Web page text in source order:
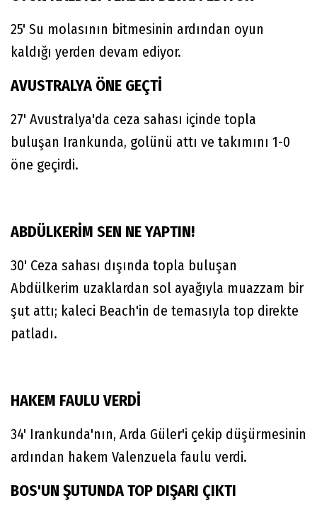
25' Su molasının bitmesinin ardından oyun
kaldığı yerden devam ediyor.
AVUSTRALYA ÖNE GEÇTİ
27' Avustralya'da ceza sahası içinde topla
buluşan Irankunda, golünü attı ve takımını 1-0
öne geçirdi.
ABDÜLKERİM SEN NE YAPTIN!
30' Ceza sahası dışında topla buluşan
Abdülkerim uzaklardan sol ayağıyla muazzam bir
şut attı; kaleci Beach'in de temasıyla top direkte
patladı.
HAKEM FAULU VERDİ
34' Irankunda'nın, Arda Güler'i çekip düşürmesinin
ardından hakem Valenzuela faulu verdi.
BOS'UN ŞUTUNDA TOP DIŞARI ÇIKTI